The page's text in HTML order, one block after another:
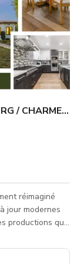
/ CHARME DE
réimaginé
jour modernes
productions qui
ancrent
dans un cadre